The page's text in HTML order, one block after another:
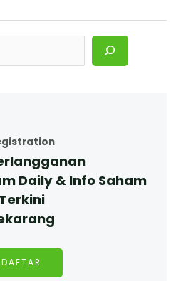
Daily & Info Saham
Terkini
DAFTAR